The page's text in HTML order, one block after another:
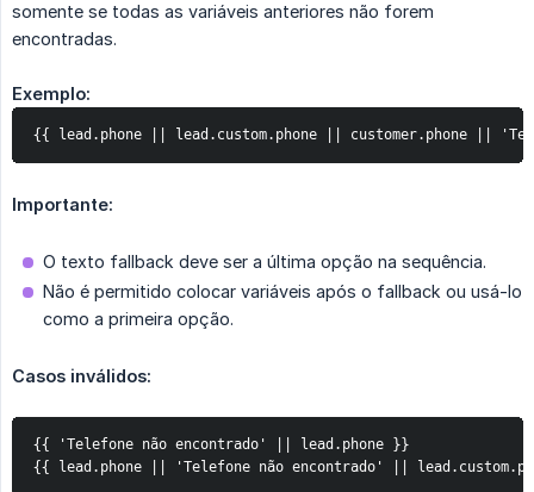
somente se todas as variáveis anteriores não forem
encontradas.
Exemplo:
{{ lead.phone || lead.custom.phone || customer.phone ||
Importante:
O texto fallback deve ser a última opção na sequência.
Não é permitido colocar variáveis após o fallback ou usá-lo
como a primeira opção.
Casos inválidos:
{{ 'Telefone não encontrado' || lead.phone }}
{{ lead.phone || 'Telefone não encontrado' ||